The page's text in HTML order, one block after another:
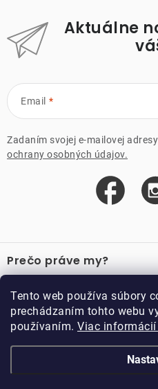
Tento web používa súbory
prechádzaním tohto webu
používaním. Viac informácií
Aktuálne
Email
Zadaním svojej e-mailovej
ochrany osobných údajov.
á
p
ä
Prečo práve my?
Recenzie
Akcie
Důležité odkazy
Velkoobchod
Vzorková prodejna
Kariéra
O nákupe
Obchodné podmienky